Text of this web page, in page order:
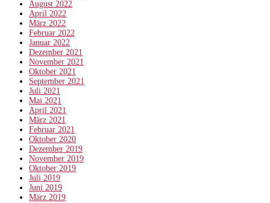
August 2022
April 2022
März 2022
Februar 2022
Januar 2022
Dezember 2021
November 2021
Oktober 2021
September 2021
Juli 2021
Mai 2021
April 2021
März 2021
Februar 2021
Oktober 2020
Dezember 2019
November 2019
Oktober 2019
Juli 2019
Juni 2019
März 2019